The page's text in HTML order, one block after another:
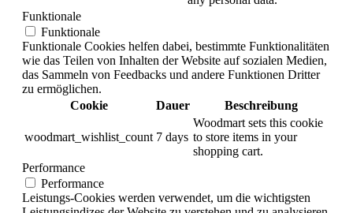
Funktionale
Funktionale
Funktionale Cookies helfen dabei, bestimmte Funktionalitäten
wie das Teilen von Inhalten der Website auf sozialen Medien,
das Sammeln von Feedbacks und andere Funktionen Dritter
zu ermöglichen.
Cookie
Dauer Beschreibung
woodmart_wishlist_count 7 days
Woodmart sets this cookie
to store items in your
shopping cart.
Performance
Performance
Leistungs-Cookies werden verwendet, um die wichtigsten